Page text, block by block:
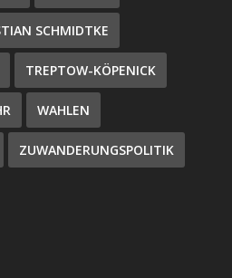
SCHMIDTKE
TREPTOW-KÖPENICK
WAHLEN
ZUWANDERUNGSPOLITIK